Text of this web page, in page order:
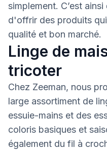
simplement. C’est
d'offrir des produits
qualité et bon marché.
Linge de
tricoter
Chez Zeeman, nous
large assortiment de
essuie-mains et des
coloris basiques et
également du fil à